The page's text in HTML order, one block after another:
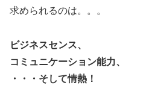
求められるのは。。。
ビジネスセンス、
コミュニケーション能力、
・・・そして情熱！